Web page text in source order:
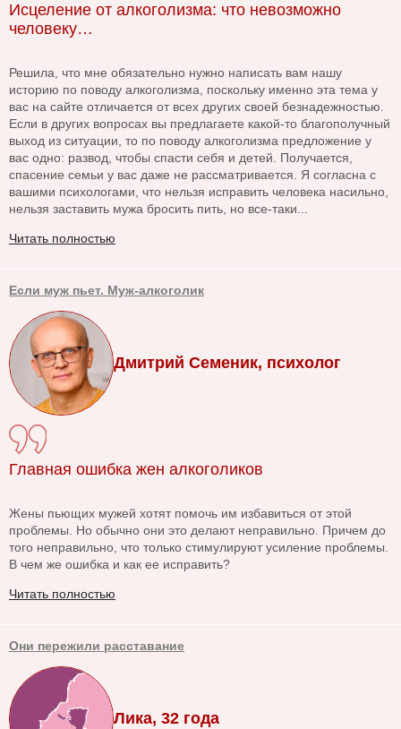
Исцеление от алкоголизма: что невозможно
человеку…
Решила, что мне обязательно нужно написать вам нашу
историю по поводу алкоголизма, поскольку именно эта тема у
вас на сайте отличается от всех других своей безнадежностью.
Если в других вопросах вы предлагаете какой-то благополучный
выход из ситуации, то по поводу алкоголизма предложение у
вас одно: развод, чтобы спасти себя и детей. Получается,
спасение семьи у вас даже не рассматривается. Я согласна с
вашими психологами, что нельзя исправить человека насильно,
нельзя заставить мужа бросить пить, но все-таки...
Читать полностью
Если муж пьет. Муж-алкоголик
Дмитрий Семеник, психолог
Главная ошибка жен алкоголиков
Жены пьющих мужей хотят помочь им избавиться от этой
проблемы. Но обычно они это делают неправильно. Причем до
того неправильно, что только стимулируют усиление проблемы.
В чем же ошибка и как ее исправить?
Читать полностью
Они пережили расставание
Лика, 32 года